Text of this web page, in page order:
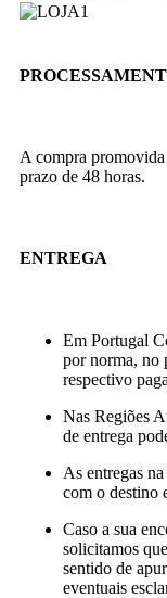
A compra
prazo de 48 horas.
ENTREGA
Em Portugal
por norma, no
respectivo
Nas Regiões
de entrega
As entregas
com o destino
Caso a sua
solicitamos
sentido de
eventuais